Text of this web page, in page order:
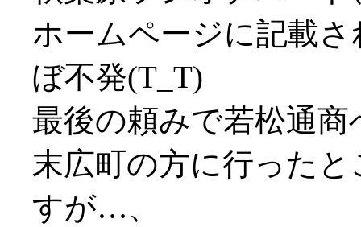
ホームページに記載
ぼ不発(T_T)
最後の頼みで若松通商
末広町の方に行った
すが…、